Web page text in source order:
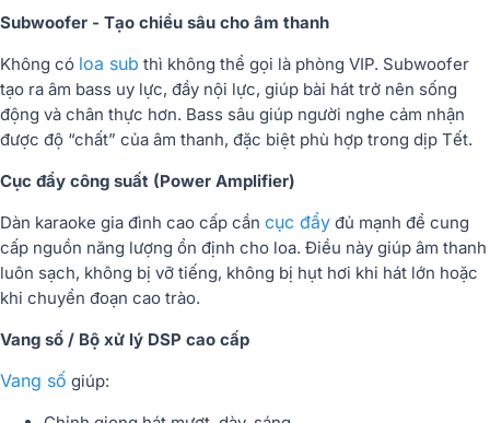
Subwoofer - Tạo chiều sâu cho âm thanh
Không có loa sub thì không thể gọi là phòng VIP. Subwoofer
tạo ra âm bass uy lực, đầy nội lực, giúp bài hát trở nên sống
động và chân thực hơn. Bass sâu giúp người nghe cảm nhận
được độ “chất” của âm thanh, đặc biệt phù hợp trong dịp Tết.
Cục đẩy công suất (Power Amplifier)
Dàn karaoke gia đình cao cấp cần cục đẩy đủ mạnh để cung
cấp nguồn năng lượng ổn định cho loa. Điều này giúp âm thanh
luôn sạch, không bị vỡ tiếng, không bị hụt hơi khi hát lớn hoặc
khi chuyển đoạn cao trào.
Vang số / Bộ xử lý DSP cao cấp
Vang số giúp: